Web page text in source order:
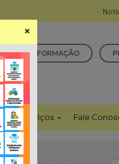
À INFORMAÇÃO
Serviços Fale
×